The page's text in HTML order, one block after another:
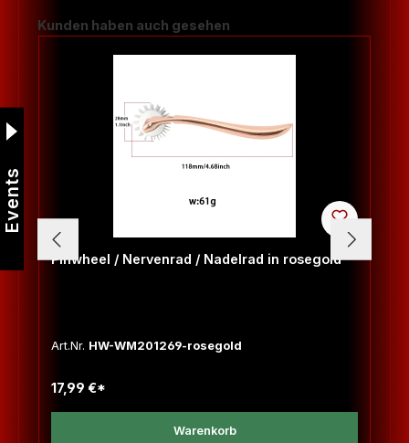
Produktgalerie überspringen
Kunden haben auch gesehen
Pinwheel / Nervenrad / Nadelrad in rosegold
Art.Nr. HW-WM201269-rosegold
17,99 €*
Warenkorb
Events